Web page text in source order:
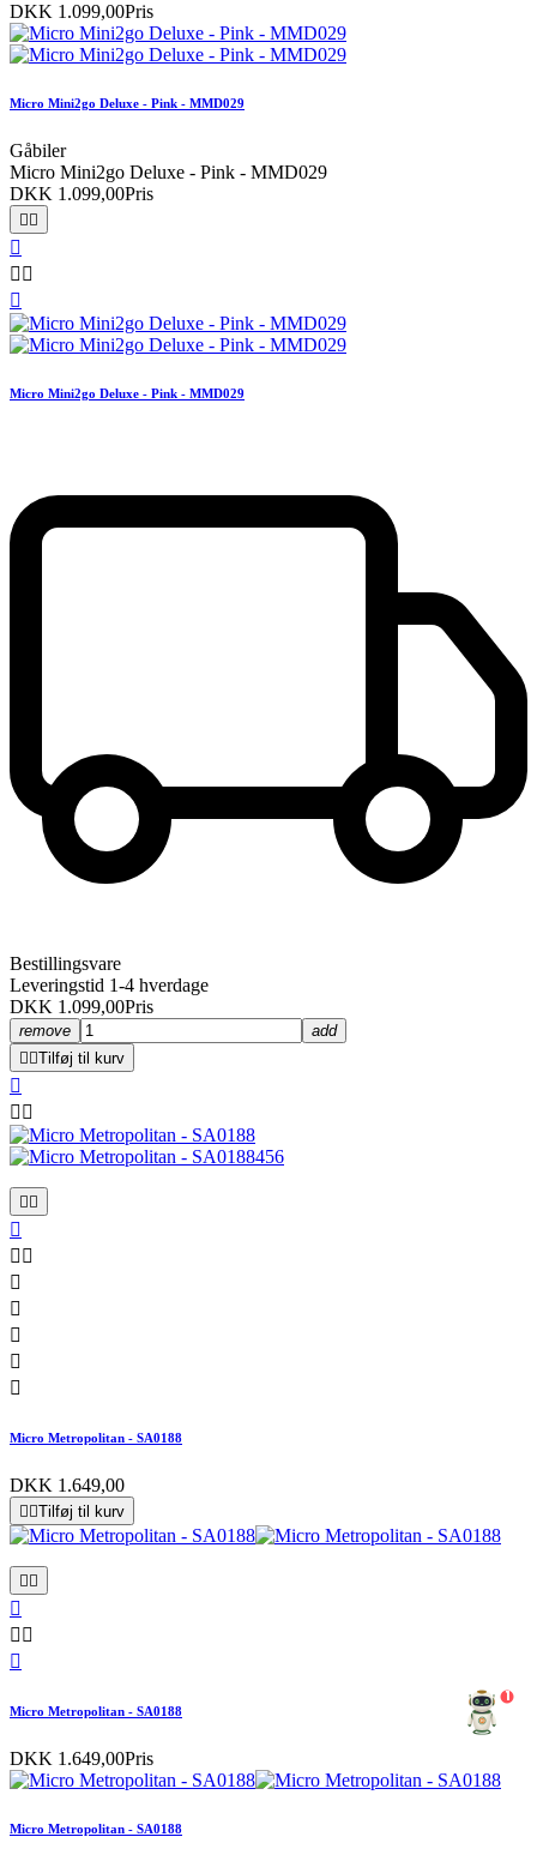
DKK 1.099,00Pris
Micro Mini2go Deluxe - Pink - MMD029
Gåbiler
Micro Mini2go Deluxe - Pink - MMD029
DKK 1.099,00Pris
 

 

Micro Mini2go Deluxe - Pink - MMD029
Bestillingsvare
Leveringstid 1-4 hverdage
DKK 1.099,00Pris
remove
add
 Tilføj til kurv

 
 

 





Micro Metropolitan - SA0188
DKK 1.649,00
 Tilføj til kurv
 

 

Micro Metropolitan - SA0188
DKK 1.649,00Pris
Micro Metropolitan - SA0188
1